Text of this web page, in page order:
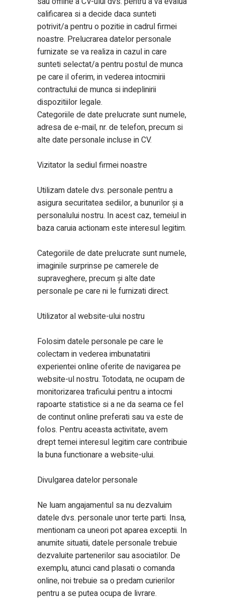
calificarea si a decide daca sunteti
potrivit/a pentru o pozitie in cadrul firmei
noastre. Prelucrarea datelor personale
furnizate se va realiza in cazul in care
sunteti selectat/a pentru postul de munca
pe care il oferim, in vederea intocmirii
contractului de munca si indeplinirii
dispozitiilor legale.
Categoriile de date prelucrate sunt numele,
adresa de e-mail, nr. de telefon, precum si
alte date personale incluse in CV.
Vizitator la sediul firmei noastre
Utilizam datele dvs. personale pentru a
asigura securitatea sediilor, a bunurilor și a
personalului nostru. In acest caz, temeiul in
baza caruia actionam este interesul legitim.
Categoriile de date prelucrate sunt numele,
imaginile surprinse pe camerele de
supraveghere, precum și alte date
personale pe care ni le furnizati direct.
Utilizator al website-ului nostru
Folosim datele personale pe care le
colectam in vederea imbunatatirii
experientei online oferite de navigarea pe
website-ul nostru. Totodata, ne ocupam de
monitorizarea traficului pentru a intocmi
rapoarte statistice si a ne da seama ce fel
de continut online preferati sau va este de
folos. Pentru aceasta activitate, avem
drept temei interesul legitim care contribuie
la buna functionare a website-ului.
Divulgarea datelor personale
Ne luam angajamentul sa nu dezvaluim
datele dvs. personale unor terte parti. Insa,
mentionam ca uneori pot aparea exceptii. In
anumite situatii, datele personale trebuie
dezvaluite partenerilor sau asociatilor. De
exemplu, atunci cand plasati o comanda
online, noi trebuie sa o predam curierilor
pentru a se putea ocupa de livrare.